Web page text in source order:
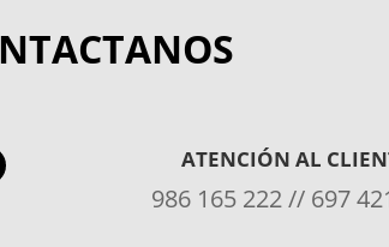
ATENCIÓN AL
986 165 222 // 697